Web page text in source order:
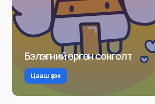
Бэлэгний өргөн сонголт
Цааш үзэх